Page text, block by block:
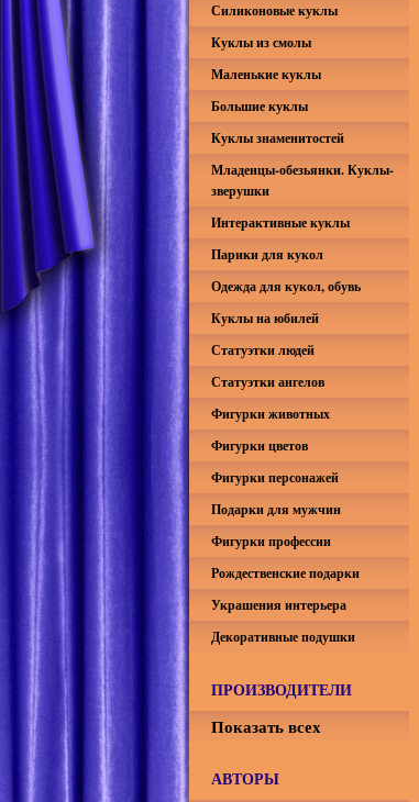
Силиконовые куклы
Куклы из смолы
Маленькие куклы
Большие куклы
Куклы знаменитостей
Младенцы-обезьянки. Куклы-
зверушки
Интерактивные куклы
Парики для кукол
Одежда для кукол, обувь
Куклы на юбилей
Статуэтки людей
Статуэтки ангелов
Фигурки животных
Фигурки цветов
Фигурки персонажей
Подарки для мужчин
Фигурки профессии
Рождественские подарки
Украшения интерьера
Декоративные подушки
ПРОИЗВОДИТЕЛИ
Показать всех
АВТОРЫ